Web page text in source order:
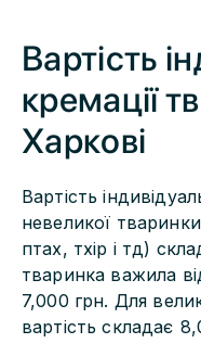
Вартість
кремації
Харкові
Вартість
невеликої
птах, тхір і тд)
тваринка важила
7,000 грн. Для
вартість складає